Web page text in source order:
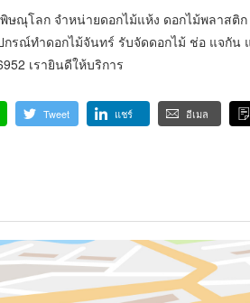
ษณุโลก จำหน่ายดอกไม้แห้ง ดอกไม้พลาสติ
รณ์ทำดอกไม้จันทร์ รับจัดดอกไม้ ช่อ แจกัน
เรายินดีให้บริการ
Tweet แชร์ อีเมล